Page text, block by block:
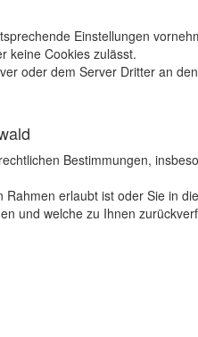
Einstellungen
keine Cookies zulässt.
oder dem Server Dritter an
Bestimmungen,
erlaubt ist oder Sie in
und welche zu Ihnen